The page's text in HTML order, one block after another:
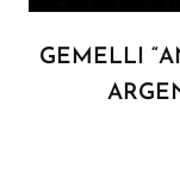
GEMELLI